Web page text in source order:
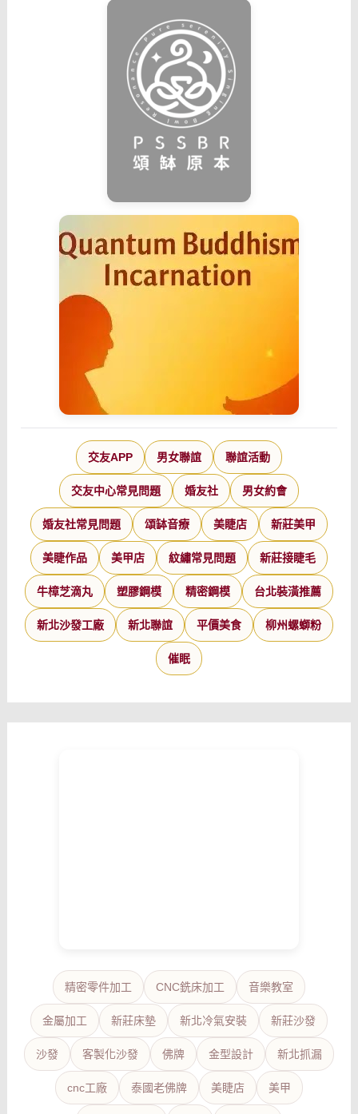
交友APP 男女聯誼 聯誼活動
交友中心常見問題 婚友社 男女約會
婚友社常見問題 頌缽音療 美睫店 新莊美甲
美睫作品 美甲店 紋繡常見問題 新莊接睫毛
牛樟芝滴丸 塑膠鋼模 精密鋼模 台北裝潢推薦
新北沙發工廠 新北聯誼 平價美食 柳州螺螄粉
催眠
精密零件加工 CNC銑床加工 音樂教室
金屬加工 新莊床墊 新北冷氣安裝 新莊沙發
沙發 客製化沙發 佛牌 金型設計 新北抓漏
cnc工廠 泰國老佛牌 美睫店 美甲